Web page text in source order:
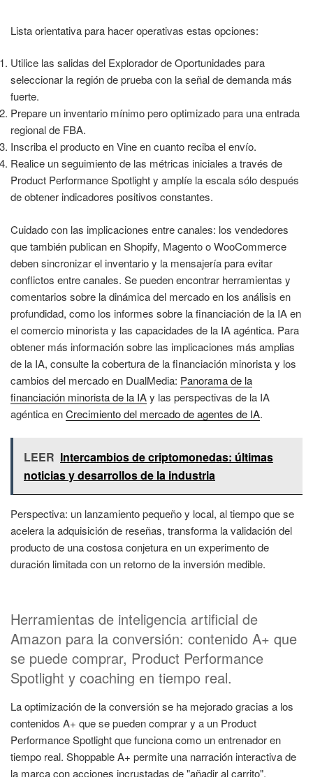
Lista orientativa para hacer operativas estas opciones:
Utilice las salidas del Explorador de Oportunidades para
seleccionar la región de prueba con la señal de demanda más
fuerte.
Prepare un inventario mínimo pero optimizado para una entrada
regional de FBA.
Inscriba el producto en Vine en cuanto reciba el envío.
Realice un seguimiento de las métricas iniciales a través de
Product Performance Spotlight y amplíe la escala sólo después
de obtener indicadores positivos constantes.
Cuidado con las implicaciones entre canales: los vendedores
que también publican en Shopify, Magento o WooCommerce
deben sincronizar el inventario y la mensajería para evitar
conflictos entre canales. Se pueden encontrar herramientas y
comentarios sobre la dinámica del mercado en los análisis en
profundidad, como los informes sobre la financiación de la IA en
el comercio minorista y las capacidades de la IA agéntica. Para
obtener más información sobre las implicaciones más amplias
de la IA, consulte la cobertura de la financiación minorista y los
cambios del mercado en DualMedia: Panorama de la
financiación minorista de la IAy las perspectivas de la IA
agéntica enCrecimiento del mercado de agentes de IA.
LEER Intercambios de criptomonedas: últimas
noticias y desarrollos de la industria
Perspectiva: un lanzamiento pequeño y local, al tiempo que se
acelera la adquisición de reseñas, transforma la validación del
producto de una costosa conjetura en un experimento de
duración limitada con un retorno de la inversión medible.
Herramientas de inteligencia artificial de
Amazon para la conversión: contenido A+ que
se puede comprar, Product Performance
Spotlight y coaching en tiempo real.
La optimización de la conversión se ha mejorado gracias a los
contenidos A+ que se pueden comprar y a un Product
Performance Spotlight que funciona como un entrenador en
tiempo real. Shoppable A+ permite una narración interactiva de
la marca con acciones incrustadas de "añadir al carrito",